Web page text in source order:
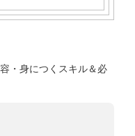
・身につくスキル＆必